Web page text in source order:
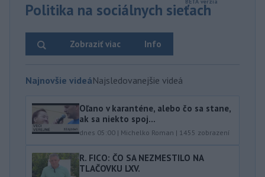
Politika na sociálnych sieťach
Info
Zobraziť viac
Najnovšie videáNajsledovanejšie videá
Oľano v karanténe, alebo čo sa stane,
ak sa niekto spoj...
dnes 05:00 | Michelko Roman | 1455 zobrazení
R. FICO: ČO SA NEZMESTILO NA
TLAČOVKU LXV.